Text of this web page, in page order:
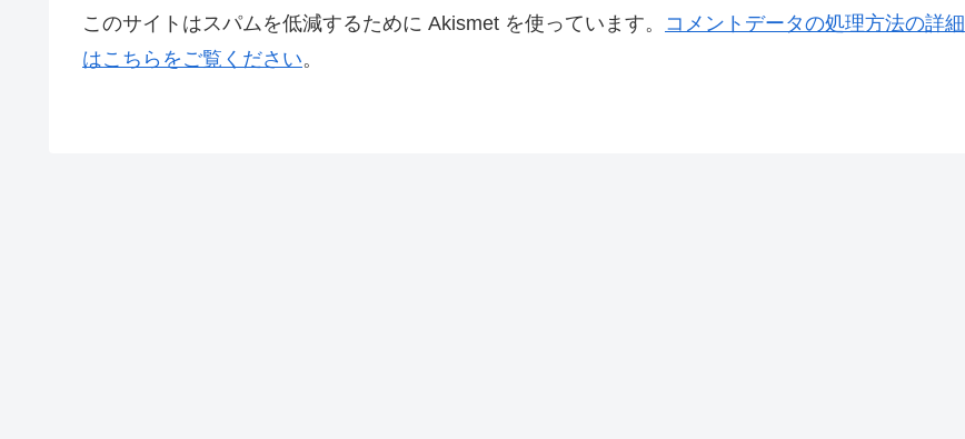
このサイトはスパムを低減するために Akismet を使っています。 コメントデータの処理方法の詳細
はこちらをご覧ください。